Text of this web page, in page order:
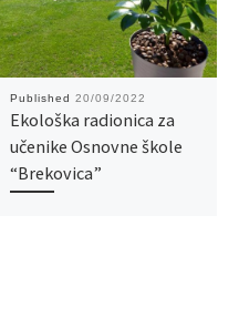
Published 20/09/2022
Ekološka radionica za
učenike Osnovne škole
“Brekovica”